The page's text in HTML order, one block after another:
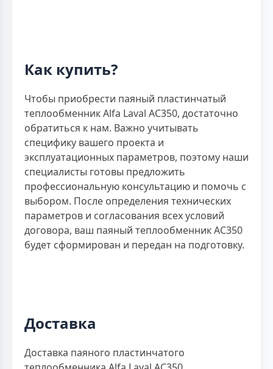
Как купить?
Чтобы приобрести паяный пластинчатый
теплообменник Alfa Laval AC350, достаточно
обратиться к нам. Важно учитывать
специфику вашего проекта и
эксплуатационных параметров, поэтому наши
специалисты готовы предложить
профессиональную консультацию и помочь с
выбором. После определения технических
параметров и согласования всех условий
договора, ваш паяный теплообменник AC350
будет сформирован и передан на подготовку.
Доставка
Доставка паяного пластинчатого